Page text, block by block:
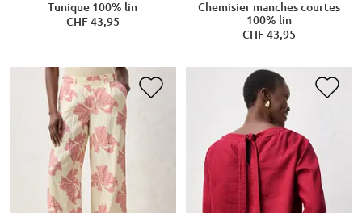
Tunique 100% lin
CHF 43,95
Chemisier manches courtes
100% lin
CHF 43,95